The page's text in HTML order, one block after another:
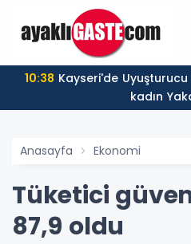
10:38
kadın
Anasayfa Ekonomi
Tüketici
87,9 oldu